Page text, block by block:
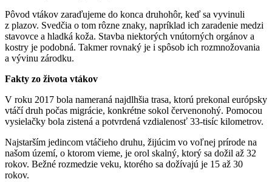
Pôvod vtákov zaraďujeme do konca druhohôr, keď sa vyvinuli
z plazov. Svedčia o tom rôzne znaky, napríklad ich zaradenie medzi
stavovce a hladká koža. Stavba niektorých vnútorných orgánov a
kostry je podobná. Takmer rovnaký je i spôsob ich rozmnožovania
a vývinu zárodku.
Fakty zo života vtákov
V roku 2017 bola nameraná najdlhšia trasa, ktorú prekonal európsky
vtáčí druh počas migrácie, konkrétne sokol červenonohý. Pomocou
vysielačky bola zistená a potvrdená vzdialenosť 33-tisíc kilometrov.
Najstarším jedincom vtáčieho druhu, žijúcim vo voľnej prírode na
našom území, o ktorom vieme, je orol skalný, ktorý sa dožil až 32
rokov. Bežné rozmedzie veku, ktorého sa dožívajú je 15 až 30
rokov.